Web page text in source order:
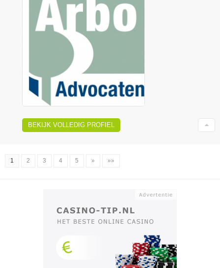
BEKIJK VOLLEDIG PROFIEL
1 2 3 4 5 » »»